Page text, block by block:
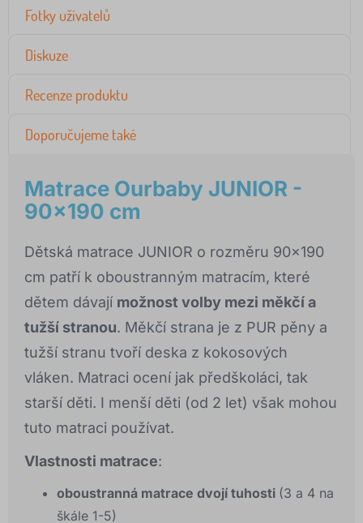
Fotky uživatelů
Diskuze
Recenze produktu
Doporučujeme také
Matrace Ourbaby JUNIOR -
90x190 cm
Dětská matrace JUNIOR o rozměru 90x190
cm patří k oboustranným matracím, které
dětem dávají možnost volby mezi měkčí a
tužší stranou. Měkčí strana je z PUR pěny a
tužší stranu tvoří deska z kokosových
vláken. Matraci ocení jak předškoláci, tak
starší děti. I menší děti (od 2 let) však mohou
tuto matraci používat.
Vlastnosti matrace:
oboustranná matrace dvojí tuhosti (3 a 4 na
škále 1-5)